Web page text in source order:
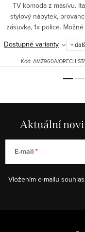
TV komoda z masívu.
stylový nábytek,
zásuvka, 1x police.
v různých odstínech: bílá
černá patina, ořech.Pro
barevná provedení
Dostupné varianty +
Kód: AMZ960A/ORECH
Aktuální
E-mail
Vložením e-mailu